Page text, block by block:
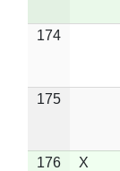
174
175
176 X